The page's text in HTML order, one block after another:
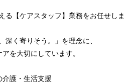
る【ケアスタッフ】業務をお任せしま
深く寄りそう。」を理念に、
を大切にしています。
護・生活支援